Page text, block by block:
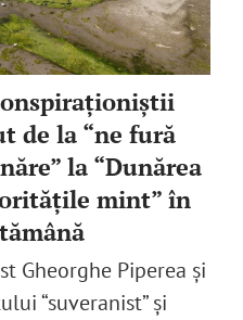
de la “ne fură
la “Dunărea
mint” în
Gheorghe Piperea și
“suveranist” și